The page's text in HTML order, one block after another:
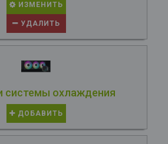
ИЗМЕНИТЬ
УДАЛИТЬ
системы охлаждения
ДОБАВИТЬ